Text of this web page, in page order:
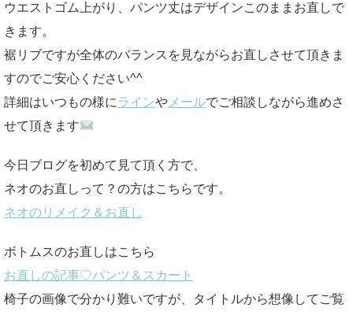
ウエストゴム上がり、パンツ丈はデザインこのままお直しで
きます。
裾リブですが全体のバランスを見ながらお直しさせて頂きま
すのでご安心ください^^
詳細はいつもの様に ラインや メールでご相談しながら進めさ
せて頂きます
今日ブログを初めて見て頂く方で、
ネオのお直しって？の方はこちらです。
ネオのリメイク＆お直し
ボトムスのお直しはこちら
お直しの記事♡パンツ＆スカート
椅子の画像で分かり難いですが、タイトルから想像してご覧